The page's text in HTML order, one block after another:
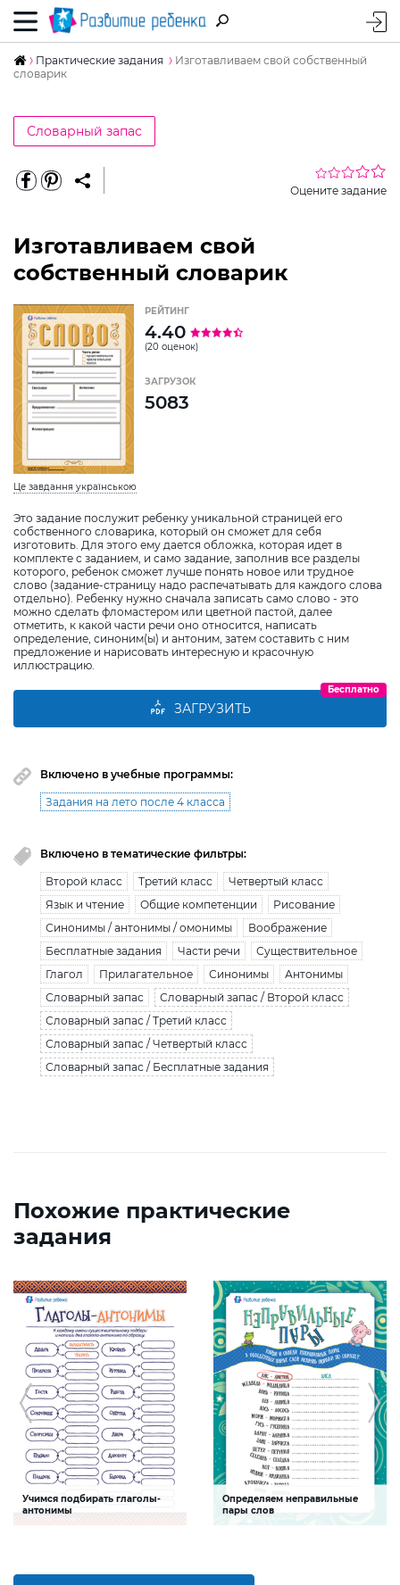
Практические задания
Изготавливаем свой собственный
словарик
Словарный запас
Оцените задание
Изготавливаем свой
собственный словарик
Це завдання українською
Это задание послужит ребенку уникальной страницей его
собственного словарика, который он сможет для себя
изготовить. Для этого ему дается обложка, которая идет в
комплекте с заданием, и само задание, заполнив все разделы
которого, ребенок сможет лучше понять новое или трудное
слово (задание-страницу надо распечатывать для каждого слова
отдельно). Ребенку нужно сначала записать само слово - это
можно сделать фломастером или цветной пастой, далее
отметить, к какой части речи оно относится, написать
определение, синоним(ы) и антоним, затем составить с ним
предложение и нарисовать интересную и красочную
иллюстрацию.
РЕЙТИНГ
4.40
(20 оценок)
ЗАГРУЗОК
5083
ЗАГРУЗИТЬ
Бесплатно
Включено в учебные программы:
Задания на лето после 4 класса
Включено в тематические фильтры:
Второй класс Третий класс
Четвертый класс
Язык и чтение
Общие компетенции
Рисование
Синонимы / антонимы / омонимы
Воображение
Бесплатные задания
Части речи
Существительное
Глагол
Прилагательное Синонимы
Антонимы
Словарный запас
Словарный запас / Второй класс
Словарный запас / Третий класс
Словарный запас / Четвертый класс
Словарный запас / Бесплатные задания
Похожие практические
задания
Учимся подбирать глаголы-
антонимы
Определяем неправильные
пары слов
анализировать